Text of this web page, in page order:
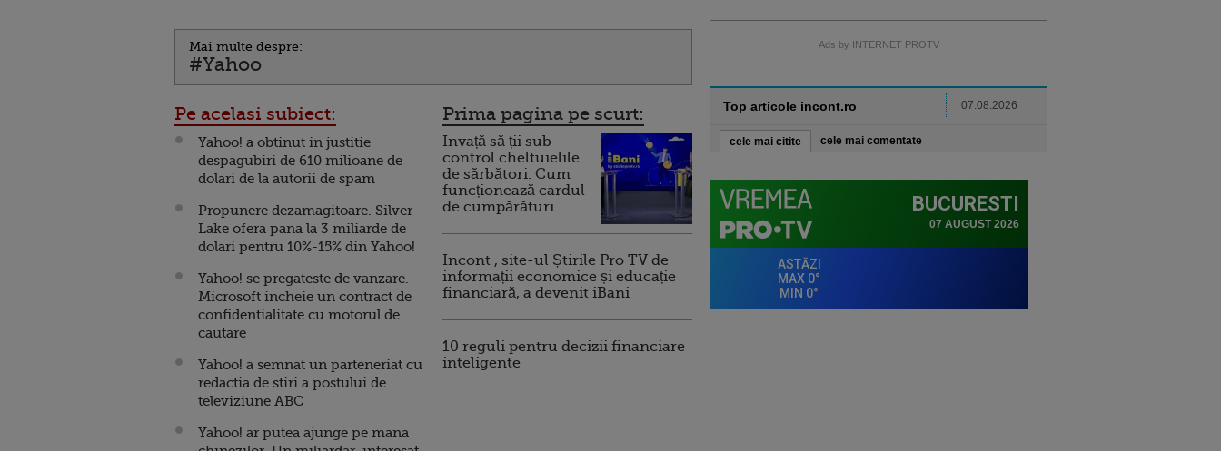
Mai multe despre:
#Yahoo
Pe acelasi subiect:
Yahoo! a obtinut in justitie
despagubiri de 610 milioane de
dolari de la autorii de spam
Propunere dezamagitoare. Silver
Lake ofera pana la 3 miliarde de
dolari pentru 10%-15% din Yahoo!
Yahoo! se pregateste de vanzare.
Microsoft incheie un contract de
confidentialitate cu motorul de
cautare
Yahoo! a semnat un parteneriat cu
redactia de stiri a postului de
televiziune ABC
Yahoo! ar putea ajunge pe mana
Prima pagina pe scurt:
Invață să ții sub
control cheltuielile
de sărbători. Cum
funcționează cardul
de cumpărături
Incont , site-ul Știrile Pro TV de
informații economice și educație
financiară, a devenit iBani
10 reguli pentru decizii financiare
inteligente
Ads by INTERNET PROTV
Top articole incont.ro 07.08.2026
cele mai citite cele mai comentate